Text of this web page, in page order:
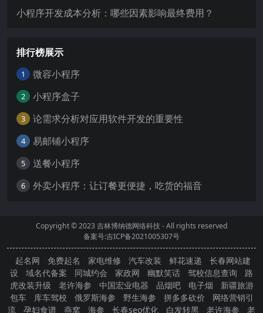
小程序开发成本分析：哪些因素影响最终费用？
排行榜展示
1 微容小程序
2 小程序盒子
3 论需求分析对应用软件开发的重要性
4 易邮铺小程序
5 送餐小程序
6 外卖小程序：让订餐更便捷，吃货的福音
Copyright © 2023吉林博纳德网络科技- All rights reserved
备案号:吉ICP备2021005307号
起名网 免费起名 家电维修 汽车改装 鲜花速递
长春网站建
设
域名代备案 同城约会 家政网 幽默笑话 驾校信息查询
路
虎改装升级
老许海参 中国宏业电器 品烟吧 电子烟
新疆旅游
包车
库车驾校 俄罗斯海参 野生海参 拼多多砍价
网络营销引
流
孕妇食谱 燕窝 海参 长春seo优化 白发转黑 老许海参 老